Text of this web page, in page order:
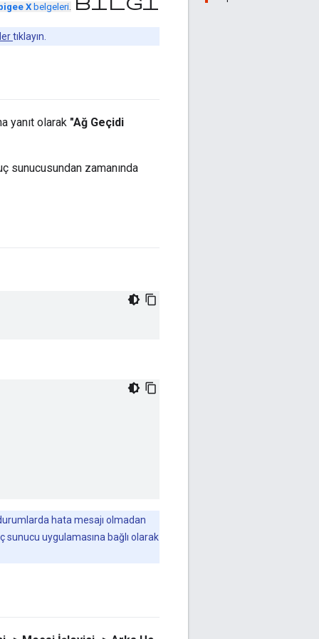
X belgeleri.
tıklayın.
yanıt olarak "Ağ Geçidi
sunucusundan zamanında
hata mesajı olmadan
sunucu uygulamasına bağlı olarak